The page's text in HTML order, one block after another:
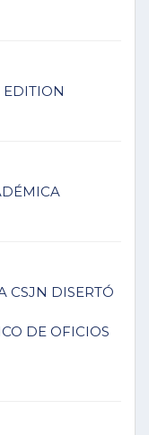
EDITION
CSJN DISERTÓ
DE OFICIOS